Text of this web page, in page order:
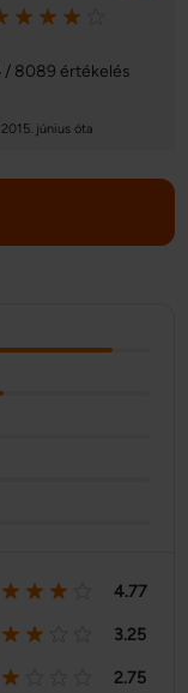
/ 8089 értékelés
2015. június óta
4.77
3.25
2.75